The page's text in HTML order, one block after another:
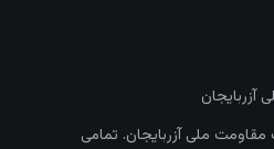
ملی آزربایجان. تمامی